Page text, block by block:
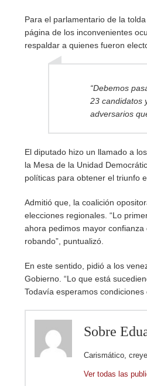
Para el parlamentario de la
página de los inconvenientes
respaldar a quienes fueron
“Debemos
23 candidatos
adversarios
El diputado hizo un llamado a
la Mesa de la Unidad
políticas para obtener el triunfo
Admitió que, la coalición
elecciones regionales. “Lo
ahora pedimos mayor
robando”, puntualizó.
En este sentido, pidió a los
Gobierno. “Lo que está
Todavía esperamos
Sobre
Carismático,
Ver todas las